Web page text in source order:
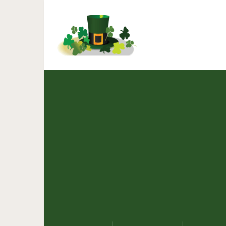
Заблудившаяся